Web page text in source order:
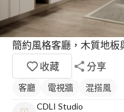
簡約風格客廳，木質地板
收藏
分享
客廳 電視牆
混搭風
CDLI Studio